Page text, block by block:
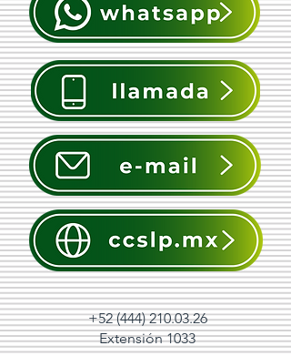
+52 (444) 210.03.26
Extensión 1033